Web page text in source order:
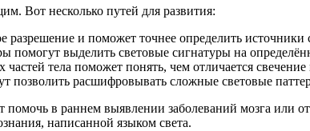
Вот несколько путей для развития:
разрешение и поможет точнее определить
помогут выделить световые сигнатуры на
тела поможет понять, чем отличается
позволить расшифровывать сложные световые
в раннем выявлении заболеваний мозга или
написанной языком света.